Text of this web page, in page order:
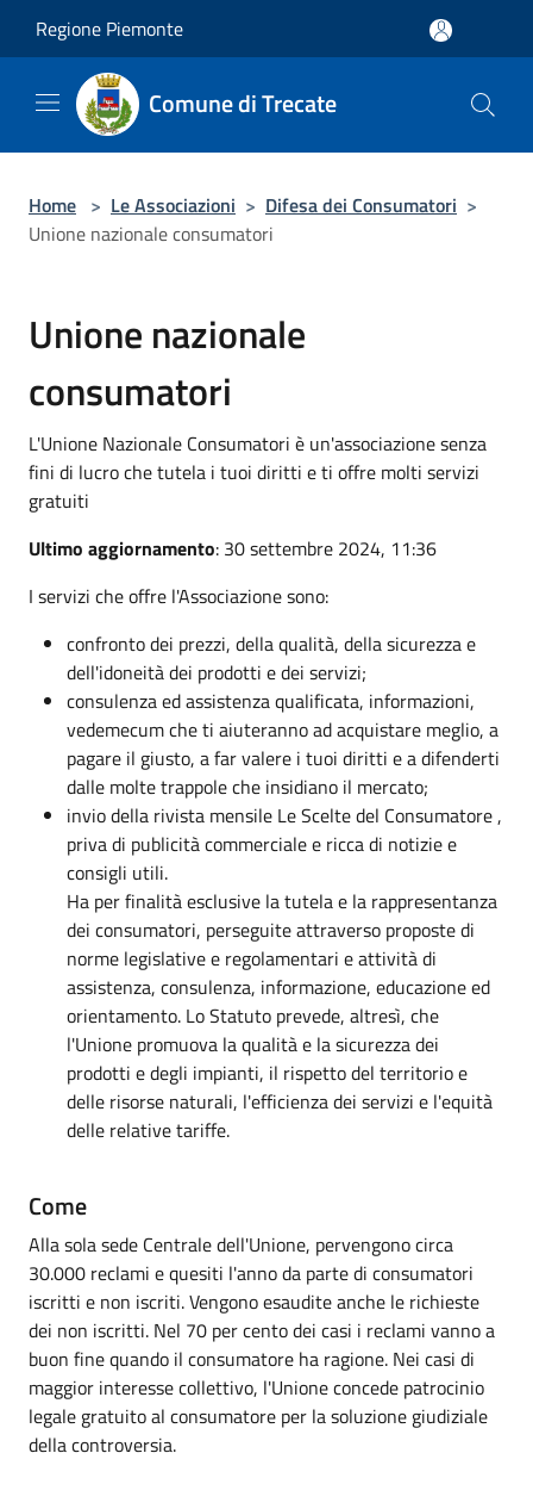
Regione Piemonte
Comune di Trecate
Home > Le Associazioni > Difesa dei Consumatori >
Unione nazionale consumatori
Unione nazionale
consumatori
L'Unione Nazionale Consumatori è un'associazione senza
fini di lucro che tutela i tuoi diritti e ti offre molti servizi
gratuiti
Ultimo aggiornamento: 30 settembre 2024, 11:36
I servizi che offre l'Associazione sono:
confronto dei prezzi, della qualità, della sicurezza e
dell'idoneità dei prodotti e dei servizi;
consulenza ed assistenza qualificata, informazioni,
vedemecum che ti aiuteranno ad acquistare meglio, a
pagare il giusto, a far valere i tuoi diritti e a difenderti
dalle molte trappole che insidiano il mercato;
invio della rivista mensile Le Scelte del Consumatore ,
priva di publicità commerciale e ricca di notizie e
consigli utili.
Ha per finalità esclusive la tutela e la rappresentanza
dei consumatori, perseguite attraverso proposte di
norme legislative e regolamentari e attività di
assistenza, consulenza, informazione, educazione ed
orientamento. Lo Statuto prevede, altresì, che
l'Unione promuova la qualità e la sicurezza dei
prodotti e degli impianti, il rispetto del territorio e
delle risorse naturali, l'efficienza dei servizi e l'equità
delle relative tariffe.
Come
Alla sola sede Centrale dell'Unione, pervengono circa
30.000 reclami e quesiti l'anno da parte di consumatori
iscritti e non iscriti. Vengono esaudite anche le richieste
dei non iscritti. Nel 70 per cento dei casi i reclami vanno a
buon fine quando il consumatore ha ragione. Nei casi di
maggior interesse collettivo, l'Unione concede patrocinio
legale gratuito al consumatore per la soluzione giudiziale
della controversia.